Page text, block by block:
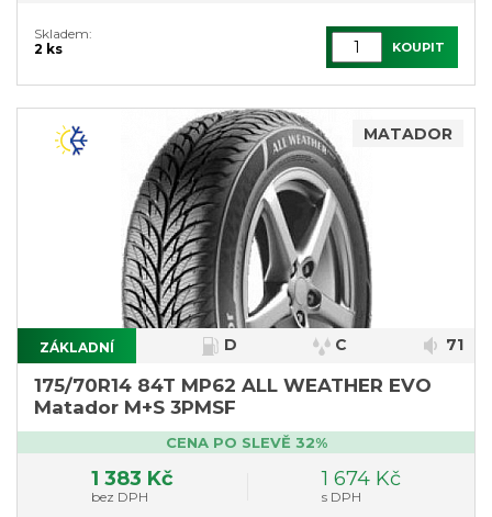
Skladem:
2 ks
KOUPIT
MATADOR
ZÁKLADNÍ D C 71
175/70R14 84T MP62 ALL WEATHER EVO
Matador M+S 3PMSF
CENA PO SLEVĚ 32%
1 383 Kč
bez DPH
1 674 Kč
s DPH